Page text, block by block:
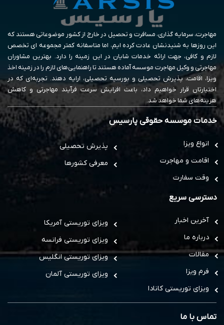
مهاجرت، سرمایه گذاری، مسافرت و تحصیل در خارج از کشور موضوعاتی هستند که
این روزها به شنیدنشان عادت کرده ایم، اما متاسفانه کمتر مجموعه ای تخصص
لازم و کافی، جهت ارائه خدمات شایان در این زمینه را دارد. بهترین مشاوران
مهاجرتی و وکیل مهاجرت موسسه آماده هستند تا راهنمایی‌های لازم را در زمینه اخذ
ویزا، اقامت، پذیرش تحصیلی و بورسیه تحصیلی، ارایه دهند. تجربه‌ای که در
اختیارتان قرار خواهیم داد، باعث افزایش سرعت فرآیند مهاجرتی و کاهش
هزینه‌های شما خواهد شد.
خدمات موسسه حقوقی پارسیس
انواع ویزا
اقامت و مهاجرت
وقت سفارت
پذیرش تحصیلی
معرفی کشورها
دسترسی سریع
آخرین اخبار
درباره ما
مقالات
فرم ویزا
ویزای توریستی کانادا
ویزای توریستی آمریکا
ویزای توریستی فرانسه
ویزای توریستی انگلیس
ویزای توریستی آلمان
تماس با ما